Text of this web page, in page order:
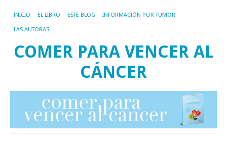
INICIO EL LIBRO ESTE BLOG INFORMACIÓN POR TUMOR
LAS AUTORAS
COMER PARA VENCER AL
CÁNCER